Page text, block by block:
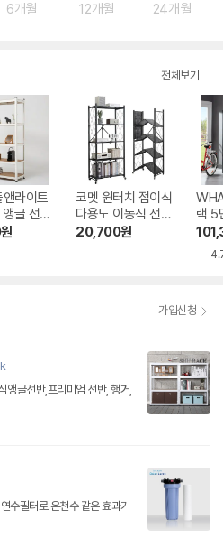
6개월 12개월 24개월
전체보기
라이트
글 선반
원
코멧 원터치 접이식
다용도 이동식 선반
710
20,700원
랙 5
가입신청
글선반,프리미엄 선반, 행거,
수 같은 효과기